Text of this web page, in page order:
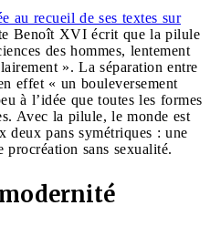
au recueil de ses textes sur
Benoît XVI écrit que la pilule
des hommes, lentement
». La séparation entre
effet « un bouleversement
à l’idée que toutes les formes
Avec la pilule, le monde est
deux pans symétriques : une
procréation sans sexualité.